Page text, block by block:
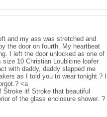
and my ass was stretched and
the door on fourth. My heartbeat
I left the door unlocked as one of
10 Christian Loublitine loafer
with daddy, daddy slapped me
as I told you to wear tonight.? I
<a
it! Stroke that beautiful
of the glass enclosure shower. ?